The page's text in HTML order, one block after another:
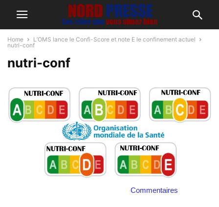
Home
L’OMS lance le Confi-Score et note E le confinement actuel
nutri-conf
nutri-conf
Commentaires